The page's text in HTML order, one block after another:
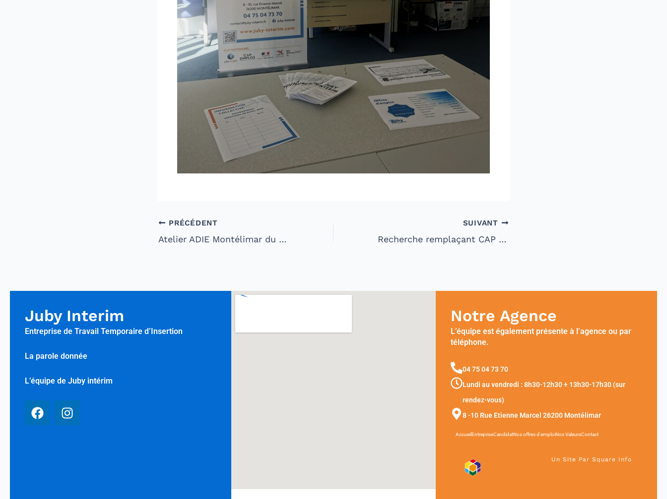
PRÉCÉDENT
Atelier ADIE Montélimar du 28/10
SUIVANT
Recherche remplaçant CAP Petite Enfance
Juby Interim
Entreprise de Travail Temporaire d’Insertion
La parole donnée
L’équipe de Juby intérim
F
a
I
n
Notre Agence
L’équipe est également présente à l’agence ou par
téléphone.
04 75 04 73 70
Lundi au vendredi : 8h30-12h30 + 13h30-17h30 (sur
rendez-vous)
8 -10 Rue Etienne Marcel 26200 Montélimar
AccueilEntrepriseCandidatNos offres d'emploiNos ValeursContact
Un Site Par Square Info